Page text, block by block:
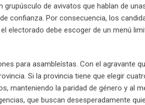
grupúsculo de avivatos que hablan de
confianza. Por consecuencia, los
electorado debe escoger de un menú
para asambleístas. Con el agravante
Si la provincia tiene que elegir
manteniendo la paridad de género y al
que buscan desesperadamente